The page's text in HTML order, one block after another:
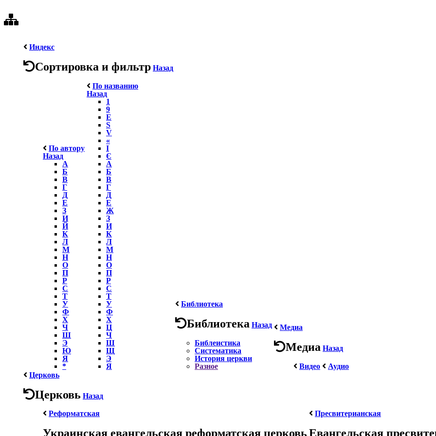
Индекс
Сортировка и фильтр Назад
По автору
Назад
А
Б
В
Г
Д
Е
З
И
Й
К
Л
М
Н
О
П
Р
С
Т
У
Ф
Х
Ч
Ш
Э
Ю
Я
*
По названию
Назад
1
9
E
S
V
«
І
Є
А
Б
В
Г
Д
Е
Ж
З
И
К
Л
М
Н
О
П
Р
С
Т
У
Ф
Х
Ц
Ч
Ш
Щ
Э
Я
Библиотека
Библиотека Назад
Библеистика
Систематика
История церкви
Разное
Медиа
Медиа Назад
Видео
Аудио
Церковь
Церковь Назад
Реформатская
Украинская евангельская реформатская церковь
Пресвитерианская
Евангельская